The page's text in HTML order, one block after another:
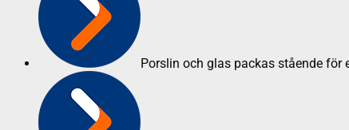
Porslin och glas packas stående för